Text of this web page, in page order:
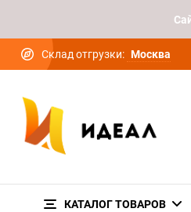
Склад отгрузки: Москва
КАТАЛОГ ТОВАРОВ